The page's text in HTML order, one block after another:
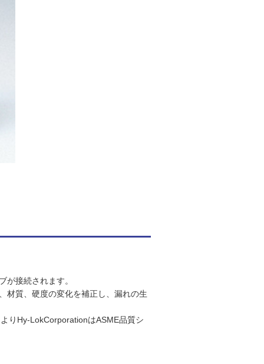
が接続されます。
材質、硬度の変化を補正し、漏れの生
りHy-LokCorporationはASME品質シ